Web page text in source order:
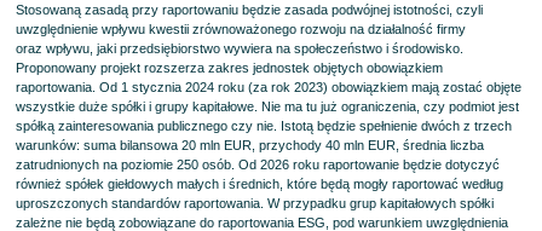
Stosowaną zasadą przy raportowaniu będzie zasada podwójnej istotności, czyli
uwzględnienie wpływu kwestii zrównoważonego rozwoju na działalność firmy
oraz wpływu, jaki przedsiębiorstwo wywiera na społeczeństwo i środowisko.
Proponowany projekt rozszerza zakres jednostek objętych obowiązkiem
raportowania. Od 1 stycznia 2024 roku (za rok 2023) obowiązkiem mają zostać objęte
wszystkie duże spółki i grupy kapitałowe. Nie ma tu już ograniczenia, czy podmiot jest
spółką zainteresowania publicznego czy nie. Istotą będzie spełnienie dwóch z trzech
warunków: suma bilansowa 20 mln EUR, przychody 40 mln EUR, średnia liczba
zatrudnionych na poziomie 250 osób. Od 2026 roku raportowanie będzie dotyczyć
również spółek giełdowych małych i średnich, które będą mogły raportować według
uproszczonych standardów raportowania. W przypadku grup kapitałowych spółki
zależne nie będą zobowiązane do raportowania ESG, pod warunkiem uwzględnienia